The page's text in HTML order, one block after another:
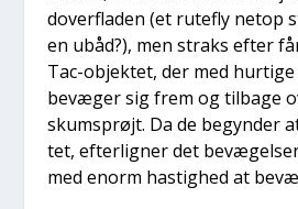
d­over­fla­den (et rute­fly net­op
en ubåd?), men straks efter
Tac-objek­tet, der med
bevæ­ger sig frem og til­ba­ge
skums­prøjt. Da de begyn­der
tet, efter­lig­ner det
med enorm hastig­hed at